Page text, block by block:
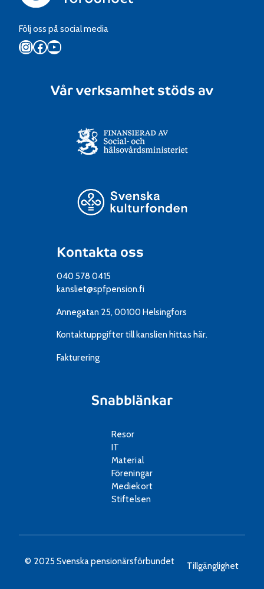
Följ oss på social media
Instagram
Facebook
YouTube
Kontakta oss
040 578 0415
kansliet@spfpension.fi
Annegatan 25, 00100 Helsingfors
Kontaktuppgifter till kanslien hittas här.
Fakturering
Snabblänkar
Resor
IT
Material
Föreningar
Mediekort
Stiftelsen
Vår verksamhet stöds av
© 2025 Svenska pensionärsförbundet Tillgänglighet